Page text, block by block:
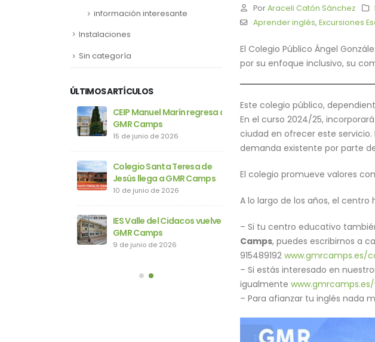
Por Araceli Catón Sánchez
Aprender inglés, Excursiones
El Colegio Público Ángel
por su enfoque inclusivo, su
Este colegio público,
En el curso 2024/25,
ciudad en ofrecer este
demanda existente por parte
El colegio promueve valores
A lo largo de los años, el
– Si tu centro educativo
Camps, puedes escribirnos a
915489192 www.gmrcamps.es/
– Si estás interesado en
igualmente
– Para afianzar tu inglés nada
información interesante
Instalaciones
Sin categoría
ÚLTIMOS ARTÍCULOS
CEIP Manuel Marín regresa a
GMR Camps
15 de junio de 2026
Colegio Santa Teresa de
Jesús llega a GMR Camps
10 de junio de 2026
IES Valle del Cidacos vuelve a
GMR Camps
9 de junio de 2026
CEIPS Nuestra Señora de la
Fuencisla en GMR Camps
17 de junio de 2026
Francisco Javier vuelve a
16 de junio de 2026
Colegio San Viator disfruta
de GMR Camps
15 de junio de 2026